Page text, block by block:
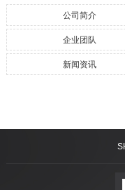
公司简介
企业团队
新闻资讯